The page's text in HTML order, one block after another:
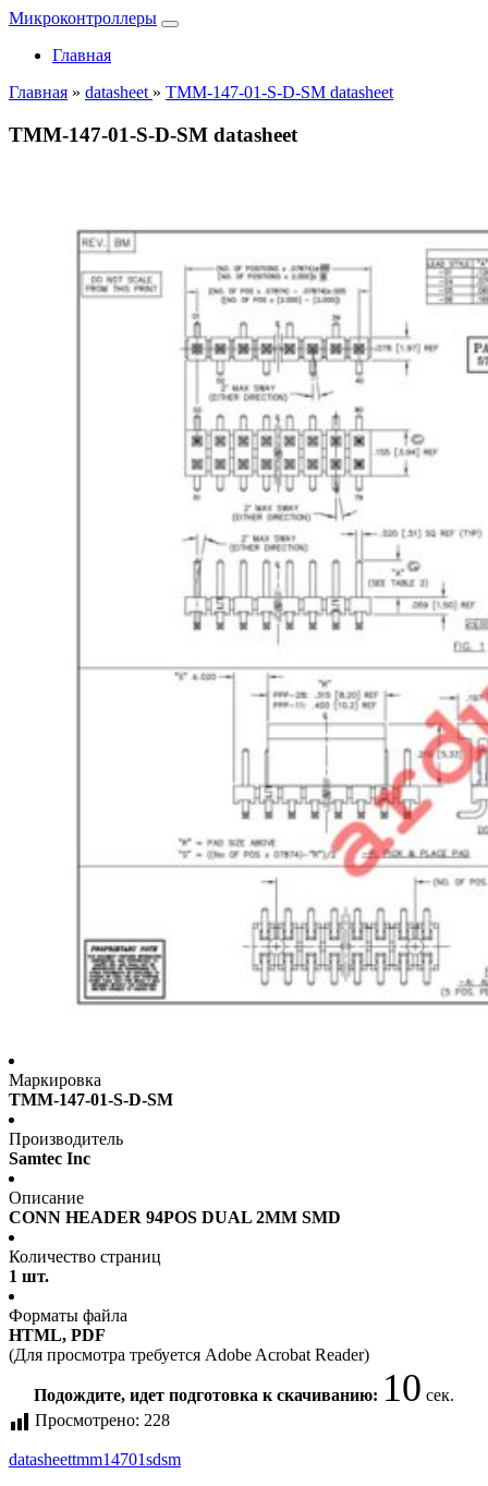
Микроконтроллеры
Главная
Главная » datasheet » TMM-147-01-S-D-SM datasheet
TMM-147-01-S-D-SM datasheet
Маркировка
TMM-147-01-S-D-SM
Производитель
Samtec Inc
Описание
CONN HEADER 94POS DUAL 2MM SMD
Количество страниц
1 шт.
Форматы файла
HTML, PDF
(Для просмотра требуется Adobe Acrobat Reader)
Подождите, идет подготовка к скачиванию: 10 сек.
Просмотрено: 228
datasheettmm14701sdsm